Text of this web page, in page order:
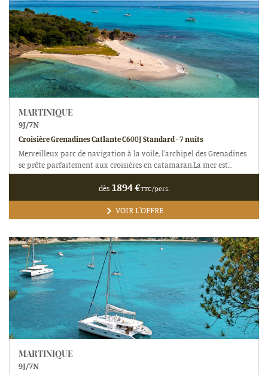
MARTINIQUE
9J/7N
Croisière Grenadines Catlante C600J Standard - 7 nuits
Merveilleux parc de navigation à la voile, l'archipel des Grenadines
se prête parfaitement aux croisières en catamaran.La mer est...
dès 1894€TTC/pers.
VOIR L'OFFRE
MARTINIQUE
9J/7N